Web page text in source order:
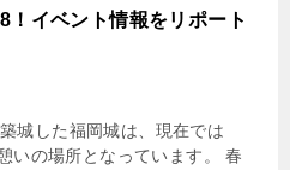
！イベント情報をリポート
城した福岡城は、現在では
いの場所となっています。 春